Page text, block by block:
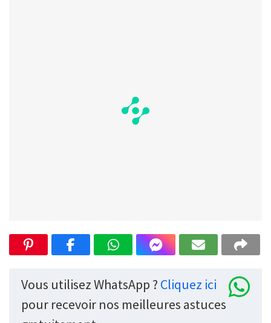
Vous utilisez WhatsApp ? Cliquez ici
pour recevoir nos meilleures astuces